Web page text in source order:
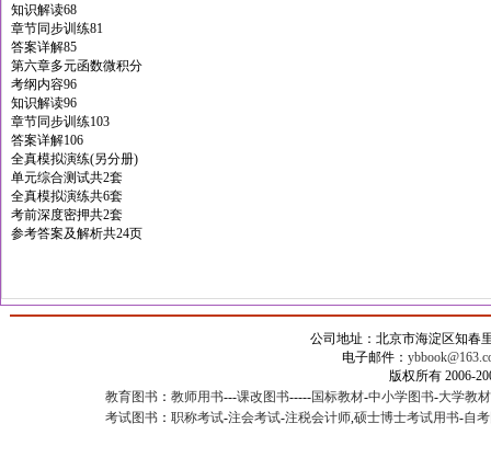
知识解读68
章节同步训练81
答案详解85
第六章多元函数微积分
考纲内容96
知识解读96
章节同步训练103
答案详解106
全真模拟演练(另分册)
单元综合测试共2套
全真模拟演练共6套
考前深度密押共2套
参考答案及解析共24页
公司地址：北京市海淀区知春
电子邮件：
版权所有 2006-
教育图书 ： 教师用书---课改图书-----国标教材-中小学图书-大学教材
考试图书 ： 职称考试-注会考试-注税会计师,硕士博士考试用书-自